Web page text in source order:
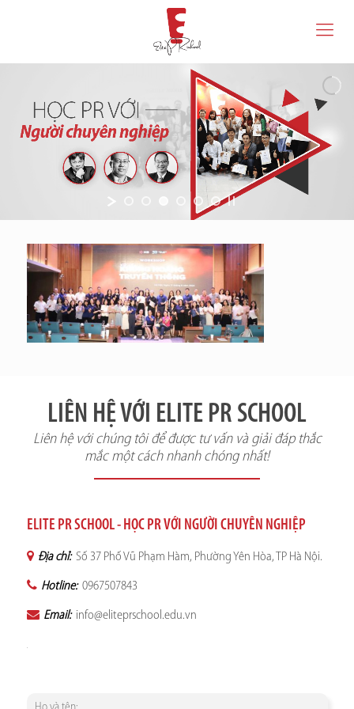
LIÊN HỆ VỚI ELITE PR SCHOOL
Liên hệ với chúng tôi để được tư vấn và giải đáp thắc
mắc một cách nhanh chóng nhất!
ELITE PR SCHOOL - HỌC PR VỚI NGƯỜI CHUYÊN NGHIỆP
Địa chỉ: Số 37 Phố Vũ Phạm Hàm, Phường Yên Hòa, TP Hà Nội.
Hotline: 0967507843
Email: info@eliteprschool.edu.vn